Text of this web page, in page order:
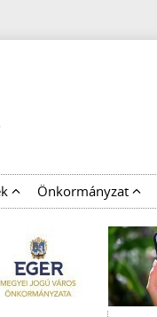
Önkormányzat